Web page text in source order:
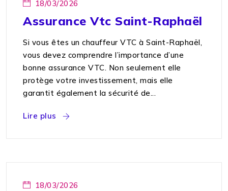
18/03/2026
Assurance Vtc Saint-Raphaël
Si vous êtes un chauffeur VTC à Saint-Raphaël,
vous devez comprendre l’importance d’une
bonne assurance VTC. Non seulement elle
protège votre investissement, mais elle
garantit également la sécurité de...
Lire plus
18/03/2026